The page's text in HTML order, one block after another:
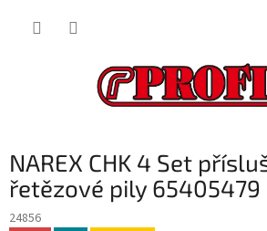
NAREX CHK 4 Set
řetězové pily 65405479
24856